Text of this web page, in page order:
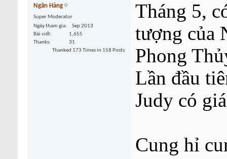
Ngân Hàng
Super Moderator
Ngày tham gia
Sep 2013
Bài viết
1,655
Thanks
31
Thanked 173 Times in 158 Posts
Tháng 5,
tượng của
Phong
Lần đầu
Judy có
Cung hỉ